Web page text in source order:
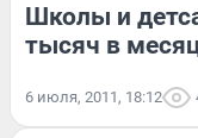
Школы и
тысяч в
6 июля, 2011, 18:12